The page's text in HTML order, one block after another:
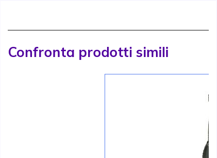
Confronta prodotti simili